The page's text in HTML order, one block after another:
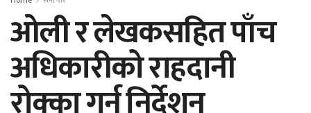
ओली र लेखकसहित पाँच
अधिकारीको राहदानी